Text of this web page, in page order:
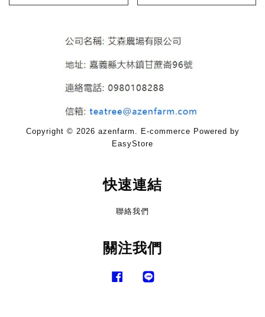
Copyright © 2026 azenfarm. E-commerce Powered by
EasyStore
快速連結
聯絡我們
關注我們
Facebook